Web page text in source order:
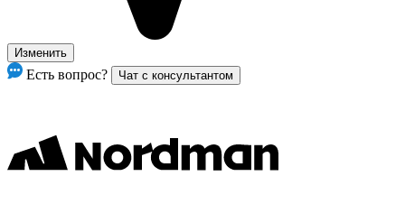
Изменить
Есть вопрос? Чат с консультантом